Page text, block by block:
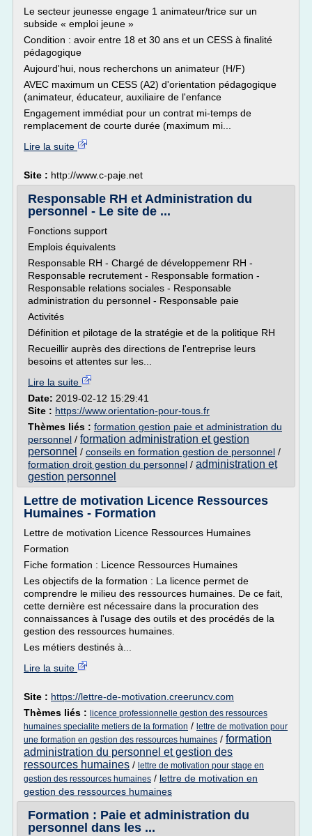
Le secteur jeunesse engage 1 animateur/trice sur un
subside « emploi jeune »
Condition : avoir entre 18 et 30 ans et un CESS à finalité
pédagogique
Aujourd'hui, nous recherchons un animateur (H/F)
AVEC maximum un CESS (A2) d'orientation pédagogique
(animateur, éducateur, auxiliaire de l'enfance
Engagement immédiat pour un contrat mi-temps de
remplacement de courte durée (maximum mi...
Lire la suite
Site : http://www.c-paje.net
Responsable RH et Administration du
personnel - Le site de ...
Fonctions support
Emplois équivalents
Responsable RH - Chargé de développemenr RH -
Responsable recrutement - Responsable formation -
Responsable relations sociales - Responsable
administration du personnel - Responsable paie
Activités
Définition et pilotage de la stratégie et de la politique RH
Recueillir auprès des directions de l'entreprise leurs
besoins et attentes sur les...
Lire la suite
Date: 2019-02-12 15:29:41
Site : https://www.orientation-pour-tous.fr
Thèmes liés : formation gestion paie et administration du
personnel / formation administration et gestion
personnel / conseils en formation gestion de personnel /
formation droit gestion du personnel / administration et
gestion personnel
Lettre de motivation Licence Ressources
Humaines - Formation
Lettre de motivation Licence Ressources Humaines
Formation
Fiche formation : Licence Ressources Humaines
Les objectifs de la formation : La licence permet de
comprendre le milieu des ressources humaines. De ce fait,
cette dernière est nécessaire dans la procuration des
connaissances à l'usage des outils et des procédés de la
gestion des ressources humaines.
Les métiers destinés à...
Lire la suite
Site : https://lettre-de-motivation.creeruncv.com
Thèmes liés : licence professionnelle gestion des ressources
humaines specialite metiers de la formation / lettre de motivation pour
une formation en gestion des ressources humaines / formation
administration du personnel et gestion des
ressources humaines / lettre de motivation pour stage en
gestion des ressources humaines / lettre de motivation en
gestion des ressources humaines
Formation : Paie et administration du
personnel dans les ...